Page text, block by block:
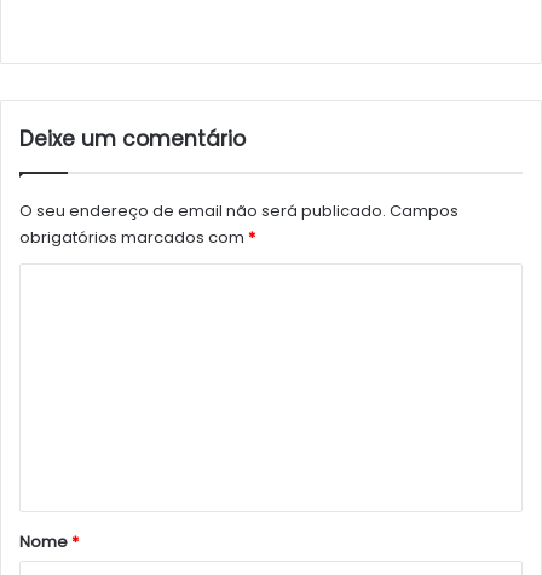
Deixe um comentário
O seu endereço de email não será publicado. Campos
obrigatórios marcados com *
r
Nome*